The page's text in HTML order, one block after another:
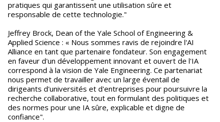
pratiques qui garantissent une utilisation sûre et
responsable de cette technologie."
Jeffrey Brock, Dean of the Yale School of Engineering &
Applied Science : « Nous sommes ravis de rejoindre l'AI
Alliance en tant que partenaire fondateur. Son engagement
en faveur d'un développement innovant et ouvert de l'IA
correspond à la vision de Yale Engineering. Ce partenariat
nous permet de travailler avec un large éventail de
dirigeants d'universités et d'entreprises pour poursuivre la
recherche collaborative, tout en formulant des politiques et
des normes pour une IA sûre, explicable et digne de
confiance".